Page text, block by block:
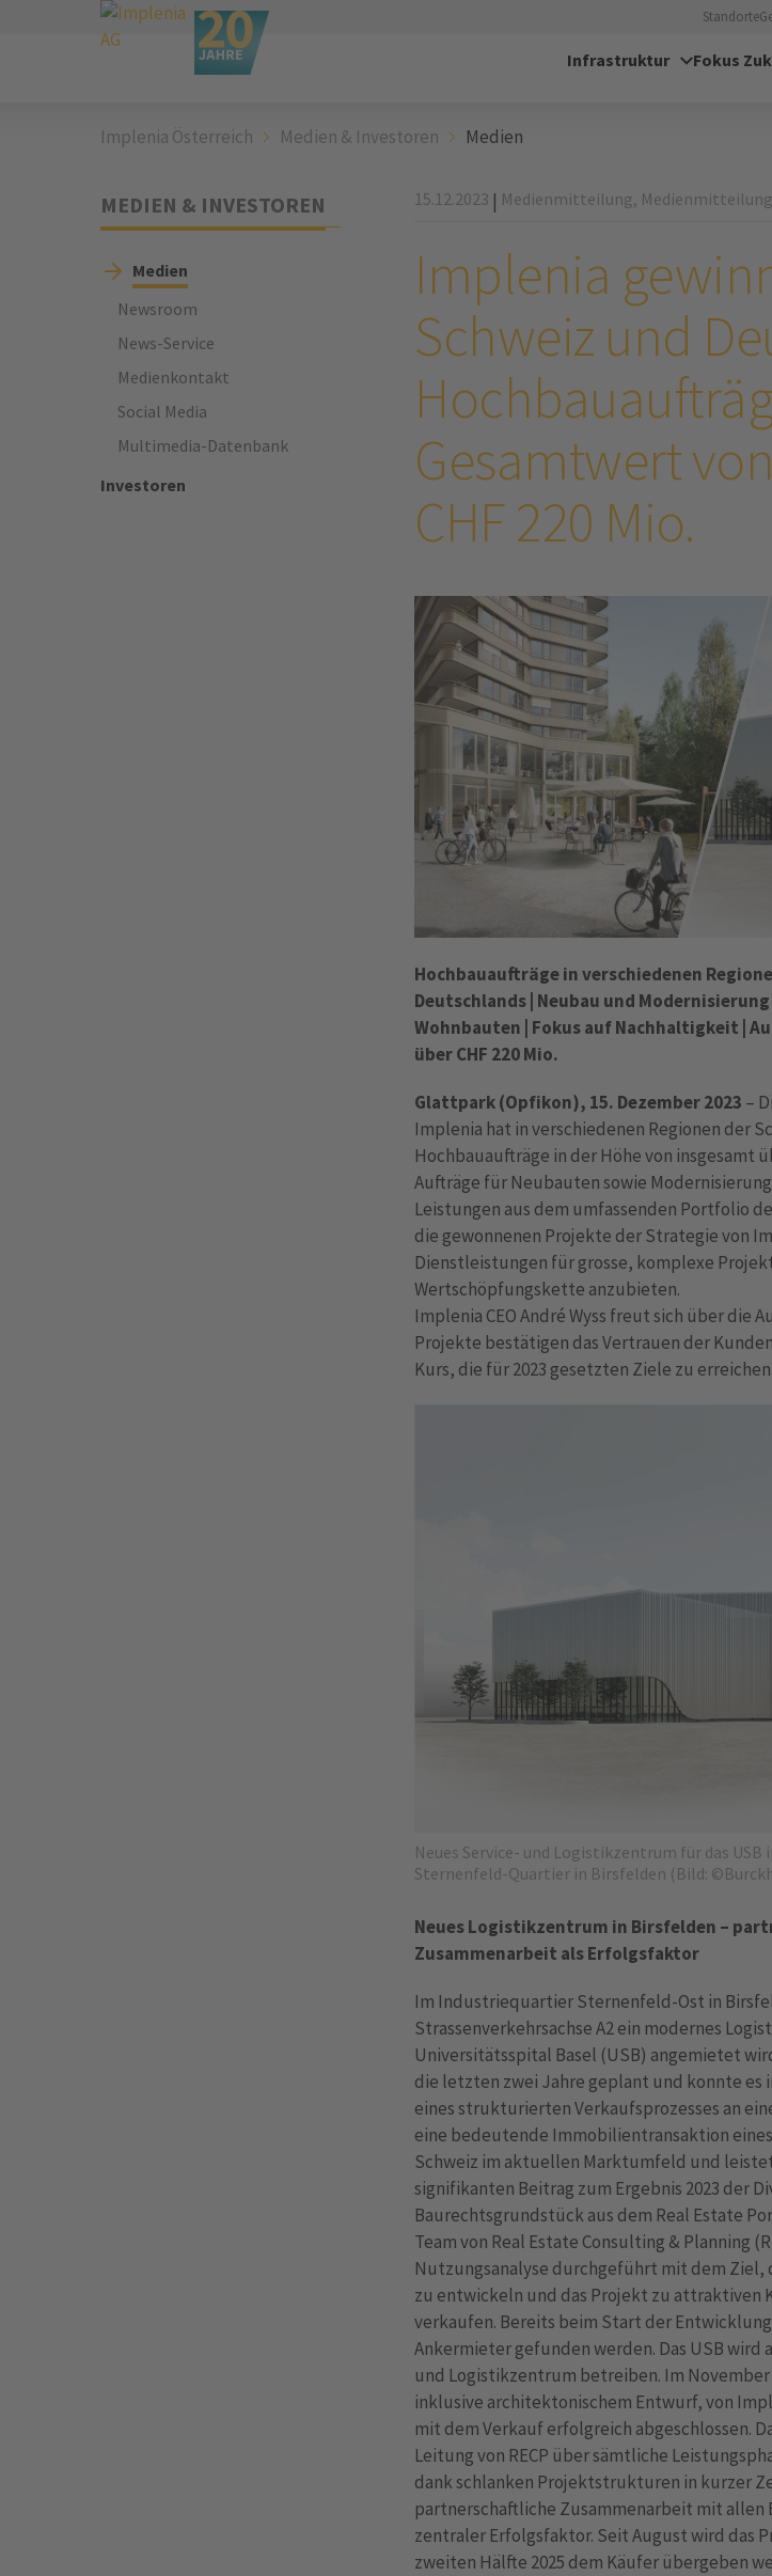
Standorte
Infrastruktur Fokus
Implenia Österreich Medien & Investoren Medien
MEDIEN & INVESTOREN
Medien
Newsroom
News-Service
Medienkontakt
Social Media
Multimedia-Datenbank
Investoren
15.12.2023 | Medienmitteilung, Medienmitteilung
Implenia
Schweiz und
Gesamtwert
CHF 220 Mio.
Hochbauaufträge in verschiedenen
Deutschlands | Neubau und
Wohnbauten | Fokus auf Nachhaltigkeit |
über CHF 220 Mio.
Glattpark (Opfikon), 15. Dezember 2023 –
Implenia hat in verschiedenen Regionen der
Hochbauaufträge in der Höhe von insgesamt
Aufträge für Neubauten sowie
Leistungen aus dem umfassenden Portfolio
die gewonnenen Projekte der Strategie von
Dienstleistungen für grosse, komplexe
Wertschöpfungskette anzubieten.
Implenia CEO André Wyss freut sich über die
Projekte bestätigen das Vertrauen der
Kurs, die für 2023 gesetzten Ziele zu
Neues Service- und Logistikzentrum für das USB
Sternenfeld-Quartier in Birsfelden (Bild:
Neues Logistikzentrum in Birsfelden –
Zusammenarbeit als Erfolgsfaktor
Im Industriequartier Sternenfeld-Ost in
Strassenverkehrsachse A2 ein modernes
Universitätsspital Basel (USB) angemietet
die letzten zwei Jahre geplant und konnte es
eines strukturierten Verkaufsprozesses an
eine bedeutende Immobilientransaktion
Schweiz im aktuellen Marktumfeld und
signifikanten Beitrag zum Ergebnis 2023 der
Baurechtsgrundstück aus dem Real Estate
Team von Real Estate Consulting & Planning
Nutzungsanalyse durchgeführt mit dem Ziel,
zu entwickeln und das Projekt zu attraktiven
verkaufen. Bereits beim Start der
Ankermieter gefunden werden. Das USB wird
und Logistikzentrum betreiben. Im
inklusive architektonischem Entwurf, von
mit dem Verkauf erfolgreich abgeschlossen.
Leitung von RECP über sämtliche
dank schlanken Projektstrukturen in kurzer
partnerschaftliche Zusammenarbeit mit allen
zentraler Erfolgsfaktor. Seit August wird das
zweiten Hälfte 2025 dem Käufer übergeben